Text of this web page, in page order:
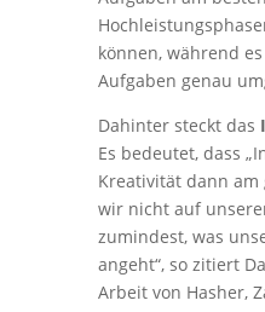
können, während
Aufgaben genau
Dahinter steckt das
Es bedeutet, dass
Kreativität dann
wir nicht auf
zumindest, was
angeht“, so zitiert
Arbeit von Hasher,